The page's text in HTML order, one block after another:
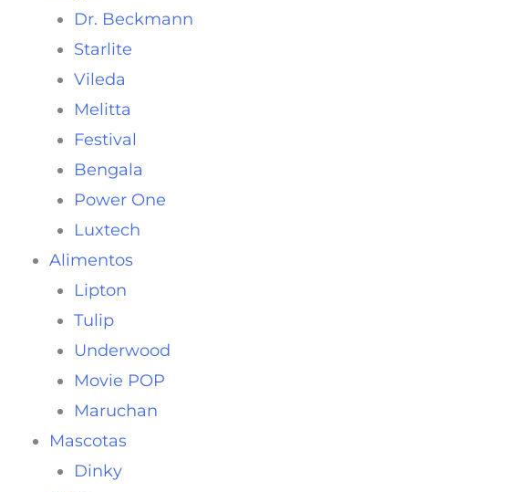
Dr. Beckmann
Starlite
Vileda
Melitta
Festival
Bengala
Power One
Luxtech
Alimentos
Lipton
Tulip
Underwood
Movie POP
Maruchan
Mascotas
Dinky